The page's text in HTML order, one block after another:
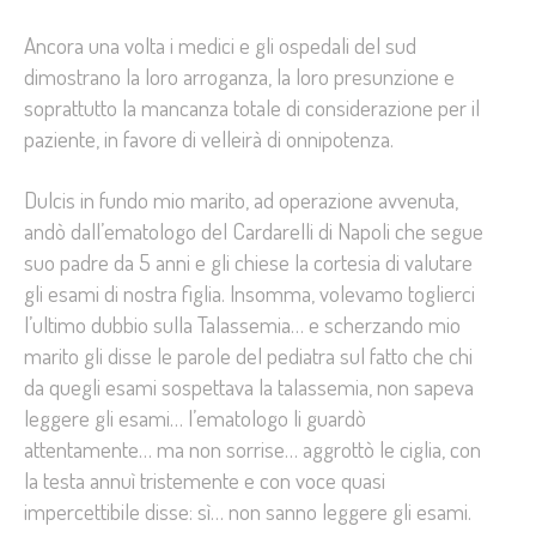
Ancora una volta i medici e gli ospedali del sud
dimostrano la loro arroganza, la loro presunzione e
soprattutto la mancanza totale di considerazione per il
paziente, in favore di velleirà di onnipotenza.
Dulcis in fundo mio marito, ad operazione avvenuta,
andò dall’ematologo del Cardarelli di Napoli che segue
suo padre da 5 anni e gli chiese la cortesia di valutare
gli esami di nostra figlia. Insomma, volevamo toglierci
l’ultimo dubbio sulla Talassemia… e scherzando mio
marito gli disse le parole del pediatra sul fatto che chi
da quegli esami sospettava la talassemia, non sapeva
leggere gli esami… l’ematologo li guardò
attentamente… ma non sorrise… aggrottò le ciglia, con
la testa annuì tristemente e con voce quasi
impercettibile disse: sì… non sanno leggere gli esami.